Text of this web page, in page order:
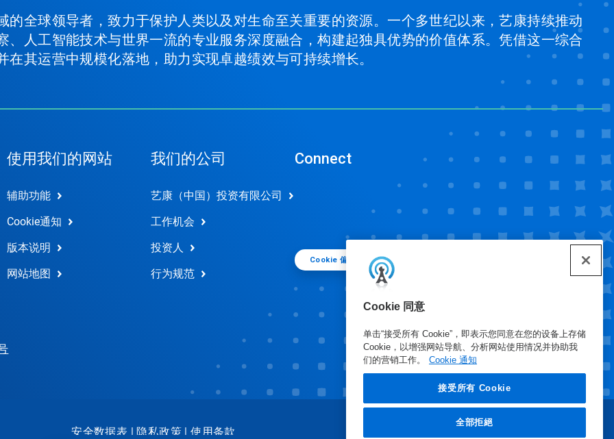
Cookie 同意
单击“接受所有 Cookie”，即表示您同意在您的设备上存储
Cookie，以增强网站导航、分析网站使用情况并协助我
们的营销工作。
Cookie 通知
接受所有 Cookie
全部拒絕
全球领导者，致力于保护人类以及对生命至关重要的资源。一个多世纪以来，艺康持续推动
人工智能技术与世界一流的专业服务深度融合，构建起独具优势的价值体系。凭借这一综合
其运营中规模化落地，助力实现卓越绩效与可持续增长。
使用我们的网站
辅助功能
Cookie通知
版本说明
网站地图
我们的公司
艺康（中国）投资有限公司
工作机会
投资人
行为规范
Connect
Cookie 偏好
安全数据表 | 隐私政策|使用条款